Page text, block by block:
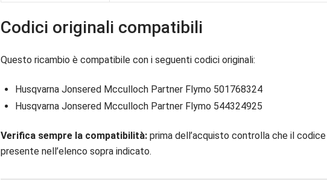
Codici originali compatibili
Questo ricambio è compatibile con i seguenti codici originali:
Husqvarna Jonsered Mcculloch Partner Flymo 501768324
Husqvarna Jonsered Mcculloch Partner Flymo 544324925
Verifica sempre la compatibilità: prima dell’acquisto controlla che il
presente nell’elenco sopra indicato.